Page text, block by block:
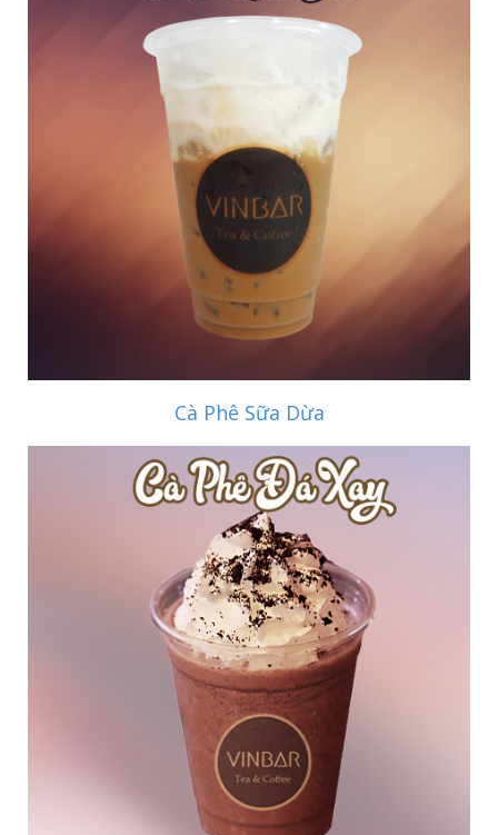
Cà Phê Sữa Dừa